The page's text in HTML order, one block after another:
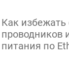
Как избежать
проводников
питания по